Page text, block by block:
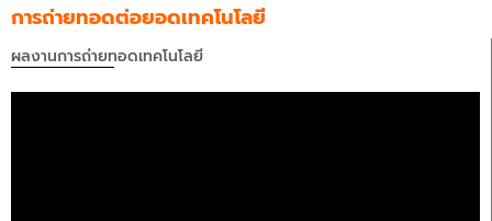
การถ่ายทอดต่อยอดเทคโนโลยี
ผลงานการถ่ายทอดเทคโนโลยี